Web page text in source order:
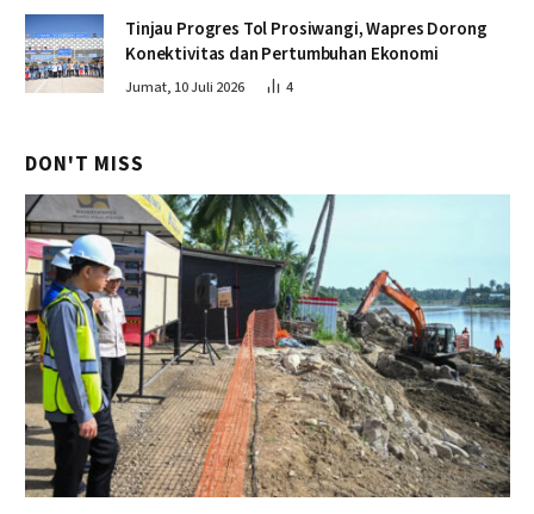
Tinjau Progres Tol Prosiwangi, Wapres Dorong
Konektivitas dan Pertumbuhan Ekonomi
Jumat, 10 Juli 2026 4
DON'T MISS